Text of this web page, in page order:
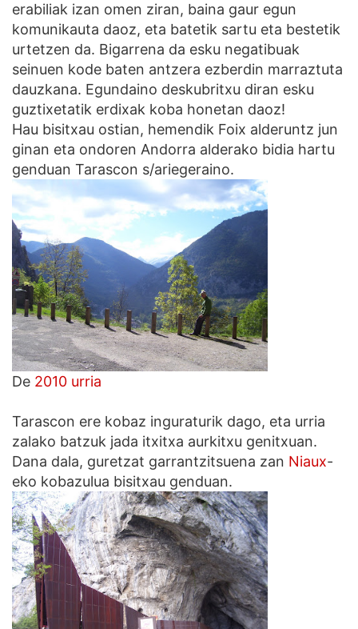
erabiliak izan omen ziran, baina gaur egun
komunikauta daoz, eta batetik sartu eta bestetik
urtetzen da. Bigarrena da esku negatibuak
seinuen kode baten antzera ezberdin marraztuta
dauzkana. Egundaino deskubritxu diran esku
guztixetatik erdixak koba honetan daoz!
Hau bisitxau ostian, hemendik Foix alderuntz jun
ginan eta ondoren Andorra alderako bidia hartu
genduan Tarascon s/ariegeraino.
De 2010 urria
Tarascon ere kobaz inguraturik dago, eta urria
zalako batzuk jada itxitxa aurkitxu genitxuan.
Dana dala, guretzat garrantzitsuena zan Niaux-
eko kobazulua bisitxau genduan.